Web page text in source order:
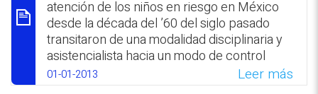
atención de los niños en riesgo en México
desde la década del ’60 del siglo pasado
transitaron de una modalidad disciplinaria y
asistencialista hacia un modo de control
caracterizado por un modo asistencial
menos terapéutico.
01-01-2013 Leer más